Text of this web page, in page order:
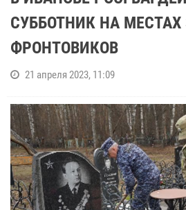
СУББОТНИК НА
ФРОНТОВИКОВ
21 апреля 2023, 11:09